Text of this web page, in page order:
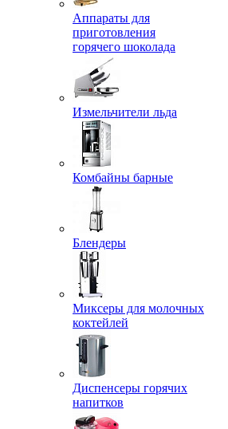
Аппараты для
приготовления
горячего шоколада
Измельчители льда
Комбайны барные
Блендеры
Миксеры для молочных
коктейлей
Диспенсеры горячих
напитков